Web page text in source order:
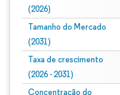
(2026)
Tamanho do Mercado
(2031)
Taxa de crescimento
(2026 - 2031)
Concentração do